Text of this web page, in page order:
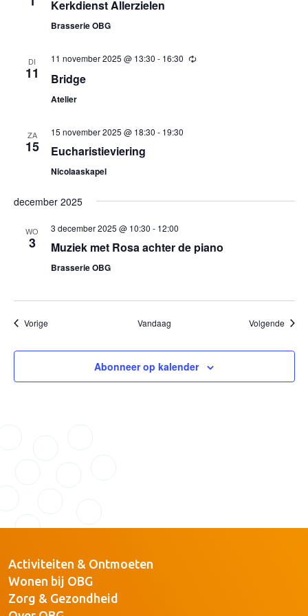
Kerkdienst Allerzielen
Brasserie OBG
DI
11
11 november 2025 @ 13:30 - 16:30 Terugkerend
Bridge
Atelier
ZA
15
15 november 2025 @ 18:30 - 19:30
Eucharistieviering
Nicolaaskapel
december 2025
WO
3
3 december 2025 @ 10:30 - 12:00
Muziek met Rosa achter de piano
Brasserie OBG
VorigeEvenementen Vandaag Volgende
Abonneer op kalender
Activiteiten & Ontmoeten
Wonen bij OBG
Zorg & Gezondheid